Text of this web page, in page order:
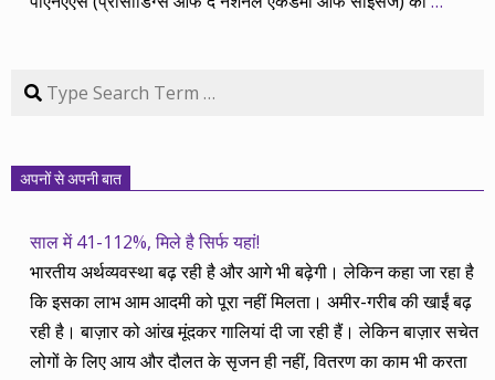
Search
अपनों से अपनी बात
साल में 41-112%, मिले है सिर्फ यहां!
भारतीय अर्थव्यवस्था बढ़ रही है और आगे भी बढ़ेगी। लेकिन कहा जा रहा है
कि इसका लाभ आम आदमी को पूरा नहीं मिलता। अमीर-गरीब की खाईं बढ़
रही है। बाज़ार को आंख मूंदकर गालियां दी जा रही हैं। लेकिन बाज़ार सचेत
लोगों के लिए आय और दौलत के सृजन ही नहीं, वितरण का काम भी करता